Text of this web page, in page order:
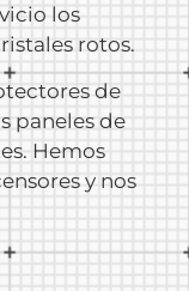
los
rotos.
de
paneles de
Hemos
y nos